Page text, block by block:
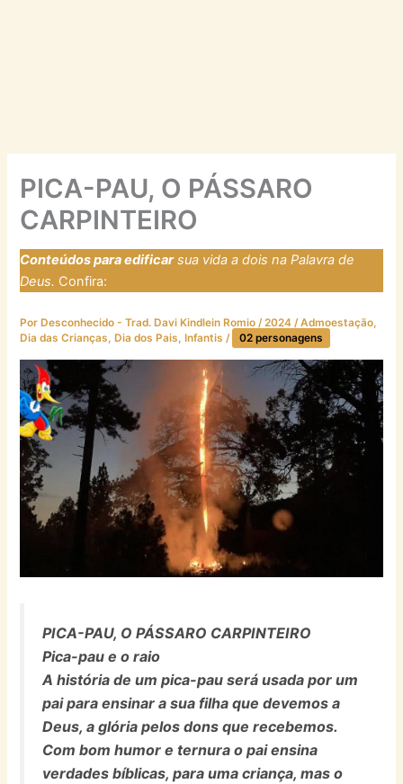
PICA-PAU, O PÁSSARO
CARPINTEIRO
Conteúdos para edificarsua vida a dois na Palavra de
Deus. Confira:
Por Desconhecido - Trad. Davi Kindlein Romio/2024/Admoestação,
Dia das Crianças, Dia dos Pais, Infantis / 02 personagens
PICA-PAU, O PÁSSARO CARPINTEIRO
Pica-pau e o raio
A história de um pica-pau será usada por um
pai para ensinar a sua filha que devemos a
Deus, a glória pelos dons que recebemos.
Com bom humor e ternura o pai ensina
verdades bíblicas, para uma criança, mas o